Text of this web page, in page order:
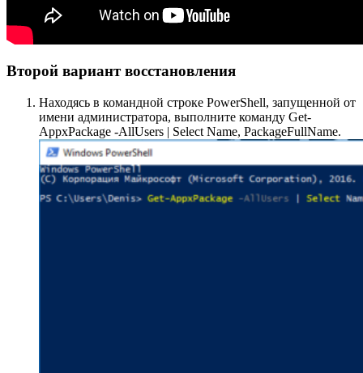
Второй вариант восстановления
Находясь в командной строке PowerShell, запущенной от
имени администратора, выполните команду Get-
AppxPackage -AllUsers | Select Name, PackageFullName.